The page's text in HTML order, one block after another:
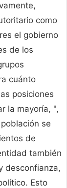
como
el gobierno
de los
cuánto
posiciones
la mayoría, ",
se
de
también
desconfianza,
Esto